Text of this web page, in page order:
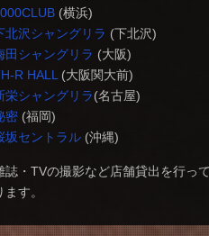
(横浜)
北沢シャングリラ (下北沢)
田シャングリラ (大阪)
R HALL (大阪関大前)
栄シャングリラ(名古屋)
密(福岡)
坂セントラル(沖縄)
誌・TVの撮影など店舗貸出を行っ
ます。